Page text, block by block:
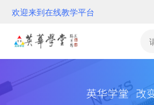
欢迎来到在线教学平台